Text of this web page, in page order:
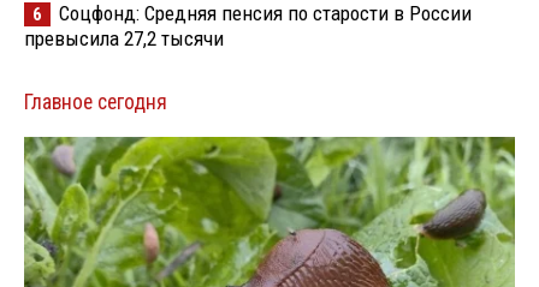
6
Соцфонд: Средняя пенсия по старости в России
превысила 27,2 тысячи
Главное сегодня